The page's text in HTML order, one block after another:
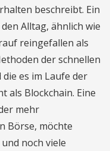
beschreibt. Ein
Alltag, ähnlich wie
reingefallen als
der schnellen
es im Laufe der
als Blockchain. Eine
mehr
Börse, möchte
noch viele